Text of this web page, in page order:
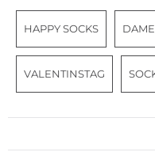
HAPPY SOCKS
VALENTINSTAG